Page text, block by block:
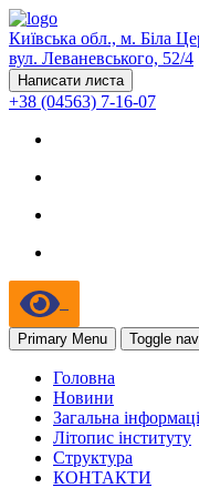
Київська обл., м. Біла
вул. Леваневського, 52/4
Написати листа
+38 (04563) 7-16-07
Primary Menu Toggle
Головна
Новини
Загальна
Літопис інституту
Структура
КОНТАКТИ